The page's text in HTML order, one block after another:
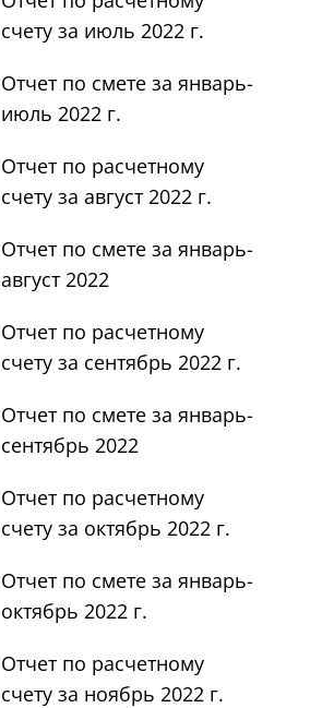
счету за июль 2022 г.
Отчет по смете за январь-
июль 2022 г.
Отчет по расчетному
счету за август 2022 г.
Отчет по смете за январь-
август 2022
Отчет по расчетному
счету за сентябрь 2022 г.
Отчет по смете за январь-
сентябрь 2022
Отчет по расчетному
счету за октябрь 2022 г.
Отчет по смете за январь-
октябрь 2022 г.
Отчет по расчетному
счету за ноябрь 2022 г.